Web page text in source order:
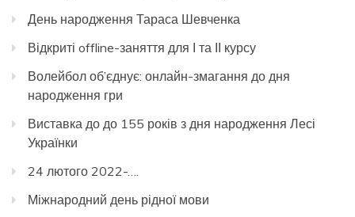
День народження Тараса Шевченка
Відкриті offline-заняття для І та ІІ курсу
Волейбол об’єднує: онлайн-змагання до дня
народження гри
Виставка до до 155 років з дня народження Лесі
Українки
24 лютого 2022-….
Міжнародний день рідної мови